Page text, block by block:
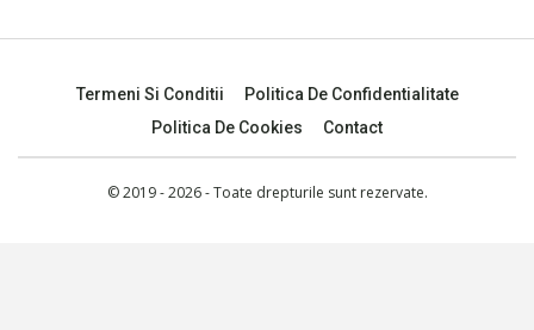
Termeni Si Conditii
Politica De Confidentialitate
Politica De Cookies
Contact
© 2019 - 2026 - Toate drepturile sunt rezervate.